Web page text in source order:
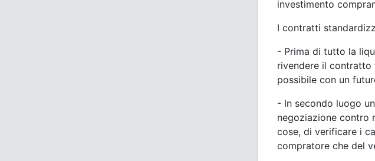
investimento
I contratti
- Prima di tutto la
rivendere il contratto
possibile con un
- In secondo luogo
negoziazione contro
cose, di verificare i
compratore che del